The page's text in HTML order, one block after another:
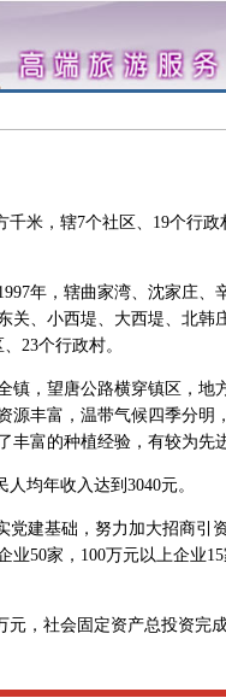
米，辖7个社区、19个行政
年，辖曲家湾、沈家庄、
关、小西堤、大西堤、北韩
23个行政村。
，望唐公路横穿镇区，地
源丰富，温带气候四季分明
富的种植经验，有较为先
均年收入达到3040元。
建基础，努力加大招商引
业50家，100万元以上企业
，社会固定资产总投资完